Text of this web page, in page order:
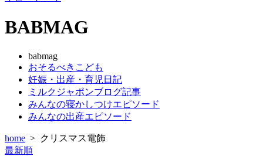
BABMAG
babmag
おそるべきこども
妊娠・出産・育児日記
ミルクジャポンブログ記事
みんなの寝かしつけエピソード
みんなの出産エピソード
home > クリスマス電飾
最新順